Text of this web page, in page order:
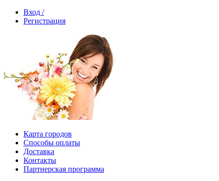
Вход /
Регистрация
Карта городов
Способы оплаты
Доставка
Контакты
Партнерская программа